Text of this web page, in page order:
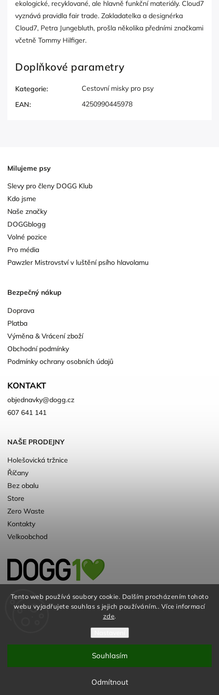
Tento web používá soubory cookie. Dalším procházením tohoto
webu vyjadřujete souhlas s jejich používáním.. Více informací
zde.
Odmítnout
Souhlasím
ekologické, recyklované, ale hlavně funkční materiály. Cloud7
vyznává pravidla fair trade. Zakladatelka a designérka
Cloud7, Petra Jungebluth, prošla několika předními značkami
včetně Tommy Hilfiger.
Doplňkové parametry
Kategorie:
Cestovní misky pro psy
EAN: 4250990445978
Milujeme psy
Slevy pro členy DOGG Klub
Kdo jsme
Naše značky
DOGGblogg
Volné pozice
Pro média
Pawzler Mistrovství v luštění psího hlavolamu
Bezpečný nákup
Doprava
Platba
Výměna & Vrácení zboží
Obchodní podmínky
Podmínky ochrany osobních údajů
KONTAKT
objednavky@dogg.cz
607 641 141
NAŠE PRODEJNY
Holešovická tržnice
Říčany
Bez obalu
Store
Zero Waste
Kontakty
Velkoobchod
Kvalitní a ♻️eko chovatelské potřeby pro
psy. Už 10 let